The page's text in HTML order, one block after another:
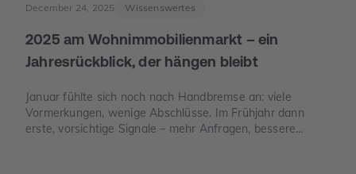
December 24, 2025 Wissenswertes
2025 am Wohnimmobilienmarkt – ein
Jahresrückblick, der hängen bleibt
Januar fühlte sich noch nach Handbremse an: viele
Vormerkungen, wenige Abschlüsse. Im Frühjahr dann
erste, vorsichtige Signale – mehr Anfragen, bessere